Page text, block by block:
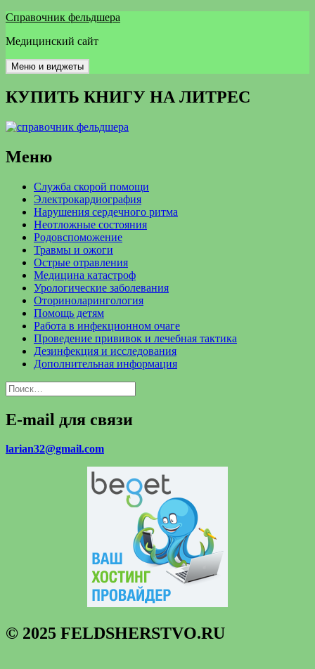
Перейти
содержимому
Справочник фельдшера
Медицинский сайт
Меню и виджеты
КУПИТЬ КНИГУ НА ЛИТРЕС
Меню
Служба скорой помощи
Электрокардиография
Нарушения сердечного ритма
Неотложные состояния
Родовспоможение
Травмы и ожоги
Острые отравления
Медицина катастроф
Урологические заболевания
Оториноларингология
Помощь детям
Работа в инфекционном очаге
Проведение прививок и лечебная тактика
Дезинфекция и исследования
Дополнительная информация
Найти:
E-mail для связи
larian32@gmail.com
© 2025 FELDSHERSTVO.RU